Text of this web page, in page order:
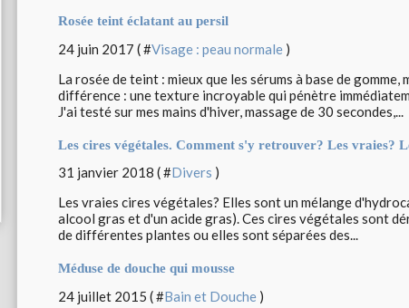
Rosée teint éclatant au persil
24 juin 2017 ( #Visage : peau normale )
La rosée de teint : mieux que les sérums à base de gomme,
différence : une texture incroyable qui pénètre
J'ai testé sur mes mains d'hiver, massage de 30 secondes,...
Les cires végétales. Comment s'y retrouver? Les vraies?
31 janvier 2018 ( #Divers )
Les vraies cires végétales? Elles sont un mélange
alcool gras et d'un acide gras). Ces cires végétales sont
de différentes plantes ou elles sont séparées des...
Méduse de douche qui mousse
24 juillet 2015 ( #Bain et Douche )